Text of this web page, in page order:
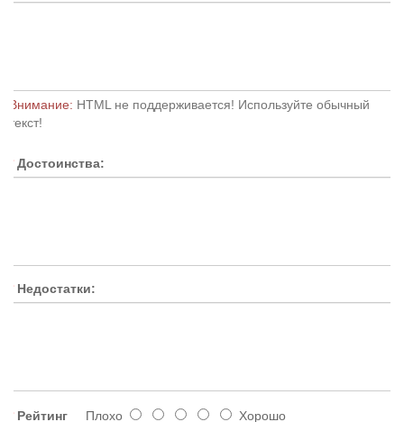
Внимание: HTML не поддерживается! Используйте обычный
текст!
Достоинства:
Недостатки:
Рейтинг Плохо Хорошо